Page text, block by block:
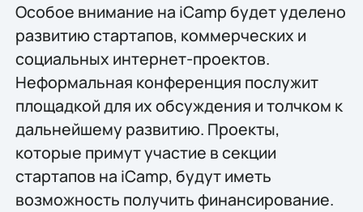
Особое внимание на iCamp будет уделено
развитию стартапов, коммерческих и
социальных интернет-проектов.
Неформальная конференция послужит
площадкой для их обсуждения и толчком к
дальнейшему развитию. Проекты,
которые примут участие в секции
стартапов на iCamp, будут иметь
возможность получить финансирование.